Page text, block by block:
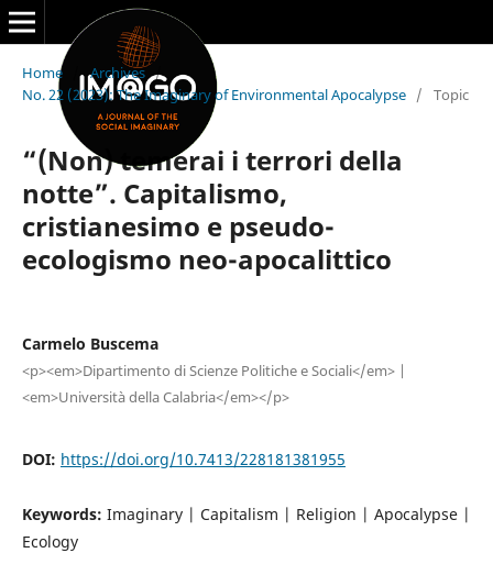
Home / Archives /
No. 22 (2023): The Imaginary of Environmental Apocalypse / Topic
“(Non) temerai i terrori della
notte”. Capitalismo,
cristianesimo e pseudo-
ecologismo neo-apocalittico
Carmelo Buscema
<p><em>Dipartimento di Scienze Politiche e Sociali</em> |
<em>Università della Calabria</em></p>
DOI: https://doi.org/10.7413/228181381955
Keywords: Imaginary | Capitalism | Religion | Apocalypse |
Ecology